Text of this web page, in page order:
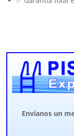
Envíanos un